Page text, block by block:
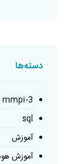
دسته‌ها
mmpi-3
sql
آموزش
آموزش